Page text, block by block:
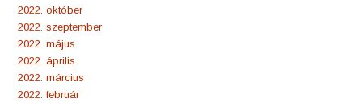
2022. október
2022. szeptember
2022. május
2022. április
2022. március
2022. február